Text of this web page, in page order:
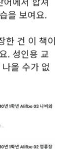
을 보여요.
한 건 이 책이
. 성인용 교
올 수가 없